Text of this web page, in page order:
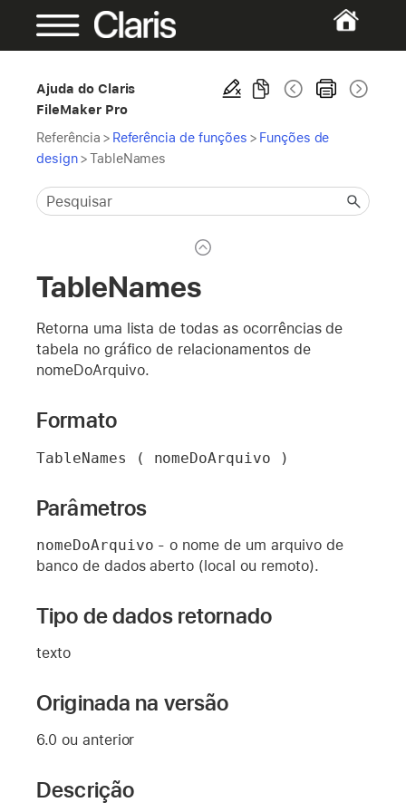
Ajuda do Claris
FileMaker Pro
Referência > Referência de funções > Funções de
design>TableNames
TableNames
Retorna uma lista de todas as ocorrências de
tabela no gráfico de relacionamentos de
nomeDoArquivo.
Formato
TableNames ( nomeDoArquivo )
Parâmetros
nomeDoArquivo - o nome de um arquivo de
banco de dados aberto (local ou remoto).
Tipo de dados retornado
texto
Originada na versão
6.0 ou anterior
Descrição